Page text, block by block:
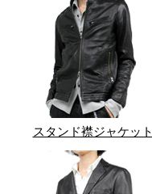
スタンド襟ジャケット